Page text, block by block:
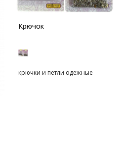
Крючок
крючки и петли одежные